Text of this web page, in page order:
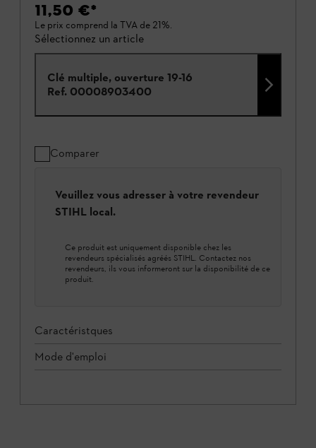
11,50 €*
Le prix comprend la TVA de 21%.
Sélectionnez un article
Clé multiple, ouverture 19-16
Ref. 00008903400
Comparer
Veuillez vous adresser à votre revendeur
STIHL local.
Ce produit est uniquement disponible chez les
revendeurs spécialisés agréés STIHL. Contactez nos
revendeurs, ils vous informeront sur la disponibilité de ce
produit.
Caractéristques
Mode d'emploi